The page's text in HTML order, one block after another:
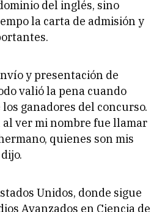
del inglés, sino
la carta de admisión y
y presentación de
valió la pena cuando
ganadores del concurso.
ver mi nombre fue llamar
quienes son mis
Unidos, donde sigue
Avanzados en Ciencia de